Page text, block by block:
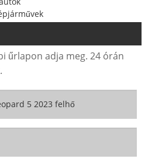
űrlapon adja meg. 24 órán